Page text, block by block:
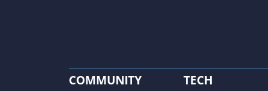
COMMUNITY TECH